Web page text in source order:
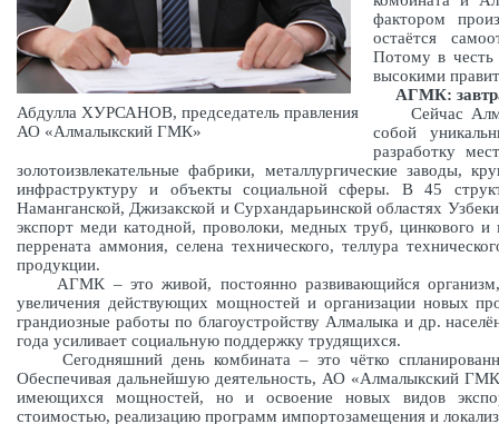
Абдулла ХУРСАНОВ, председатель
правления АО «Алмалыкский ГМК»
равлениях с
масштабах
что главным
ГМК» был и
работников.
были
АГМК:
Сейчас
представляет собой уникальный промышленный
и подземную добычу руд, обогатительные и
энергетические и транспортные системы, развитую
структурных подразделениях, расположенных в
областях Узбекистана трудятся более 36 тыс. человек.
медных труб, цинкового и медного купороса, цинковых
технического, теллура технического, кадмия
АГМК – это живой, постоянно развивающийся
дернизации, увеличения действующих мощностей и
градообразующим, он ведёт грандиозные работы по
располагаются его под­разделения, год от года усиливает
Сегодняшний день комбината – это чётко
развития. Обеспечивая дальнейшую деятельность,